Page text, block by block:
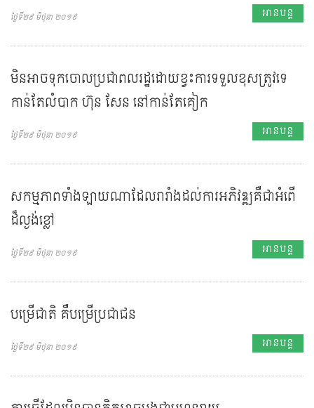
អានបន្ត
ថ្ងៃទី២៩ មិថុនា ២០១៩
មិនអាចទុកចោលប្រជាពលរដ្ឋដោយខ្វះការទទួលខុសត្រូវទេ
កាន់តែលំបាក ហ៊ុន សែន នៅកាន់តែគៀក
អានបន្ត
ថ្ងៃទី២៩ មិថុនា ២០១៩
សកម្មភាពទាំងឡាយណាដែលរារាំងដល់ការអភិវឌ្ឍគឺជាអំពើ
ដ៏ល្ងង់ខ្លៅ
អានបន្ត
ថ្ងៃទី២៩ មិថុនា ២០១៩
បម្រើជាតិ គឺបម្រើប្រជាជន
អានបន្ត
ថ្ងៃទី២៩ មិថុនា ២០១៩